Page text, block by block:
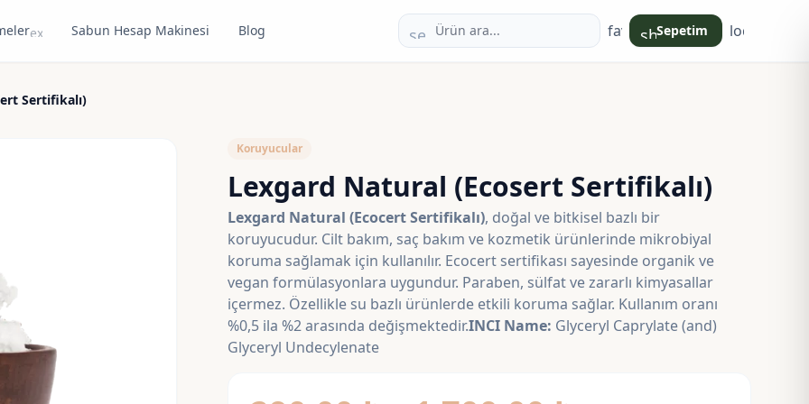
expand_moreSabun Hesap Makinesi Blog search favoriteshopping_bag
Sepetim login
Sertifikalı)
Koruyucular
Lexgard Natural (Ecosert Sertifikalı)
Lexgard Natural (Ecocert Sertifikalı), doğal ve bitkisel bazlı bir
koruyucudur. Cilt bakım, saç bakım ve kozmetik ürünlerinde mikrobiyal
koruma sağlamak için kullanılır. Ecocert sertifikası sayesinde organik ve
vegan formülasyonlara uygundur. Paraben, sülfat ve zararlı kimyasallar
içermez. Özellikle su bazlı ürünlerde etkili koruma sağlar. Kullanım oranı
%0,5 ila %2 arasında değişmektedir.INCI Name: Glyceryl Caprylate (and)
Glyceryl Undecylenate